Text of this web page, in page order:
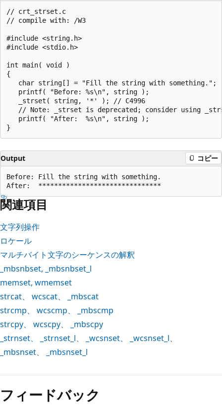
// crt_strset.c
// compile with: /W3
#include <string.h>
#include <stdio.h>
int main( void )
{
   char string[] = "Fill the string with something.";
   printf( "Before: %s\n", string );
   _strset( string, '*' ); // C4996
// Note: _strset is deprecated; consider using
   printf( "After:  %s\n", string );
Output コピー
Before: Fill the string with something.
関連項目
文字列操作
ロケール
マルチバイト文字のシーケンスの解釈
_mbsnbset, _mbsnbset_l
memset, wmemset
strcat、 wcscat、
_mbscat
strcmp、 wcscmp、
_mbscmp
strcpy、 wcscpy、
_mbscpy
_strnset、 _strnset_l、 _wcsnset、 _wcsnset_l、
_mbsnset、 _mbsnset_l
フィードバック